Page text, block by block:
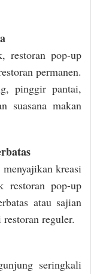
restoran pop-up
permanen.
pinggir pantai,
suasana makan
kreasi
restoran pop-up
atau sajian
reguler.
seringkali